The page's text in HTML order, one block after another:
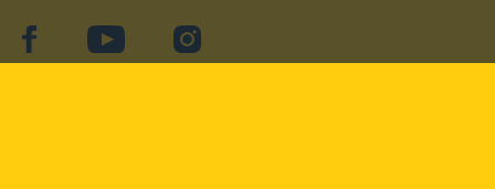
facebookYouTube Instagram